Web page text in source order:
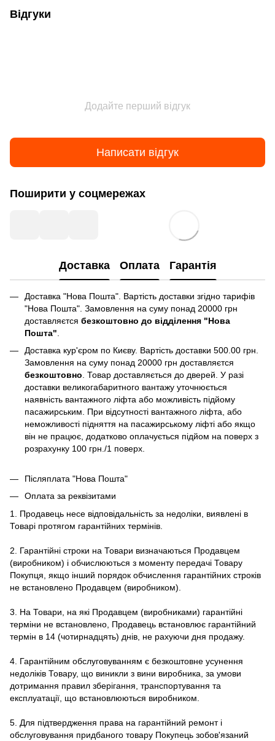
Відгуки
Додайте перший відгук
Написати відгук
Поширити у соцмережах
Доставка Оплата Гарантія
Доставка "Нова Пошта". Вартість доставки згідно тарифів
"Нова Пошта". Замовлення на суму понад 20000 грн
доставляєтся безкоштовно до відділення "Нова
Пошта"
Доставка кур'єром по Києву. Вартість доставки 500.00 грн.
Замовлення на суму понад 20000 грн доставляєтся
безкоштовно. Товар доставляється до дверей. У разі
доставки великогабаритного вантажу уточнюється
наявність вантажного ліфта або можливість підйому
пасажирським. При відсутності вантажного ліфта, або
неможливості підняття на пасажирському ліфті або якщо
він не працює, додатково оплачується підйом на поверх з
розрахунку 100 грн./1 поверх.
Післяплата "Нова Пошта"
Оплата за реквізитами
1. Продавець несе відповідальність за недоліки, виявлені в
Товарі протягом гарантійних термінів.
2. Гарантійні строки на Товари визначаються Продавцем
(виробником) і обчислюються з моменту передачі Товару
Покупця, якщо інший порядок обчислення гарантійних строків
не встановлено Продавцем (виробником).
3. На Товари, на які Продавцем (виробниками) гарантійні
терміни не встановлено, Продавець встановлює гарантійний
термін в 14 (чотирнадцять) днів, не рахуючи дня продажу.
4. Гарантійним обслуговуванням є безкоштовне усунення
недоліків Товару, що виникли з вини виробника, за умови
дотримання правил зберігання, транспортування та
експлуатації, що встановлюються виробником.
5. Для підтвердження права на гарантійний ремонт і
обслуговування придбаного товару Покупець зобов'язаний